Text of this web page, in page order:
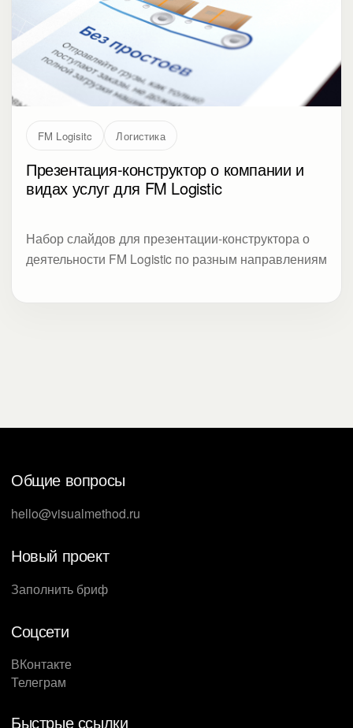
FM Logisitc Логистика
Презентация-конструктор о компании и
видах услуг для FM Logistic
Набор слайдов для презентации-конструктора о
деятельности FM Logistic по разным направлениям
Общие вопросы
hello@visualmethod.ru
Новый проект
Заполнить бриф
Соцсети
ВКонтакте
Телеграм
Быстрые ссылки